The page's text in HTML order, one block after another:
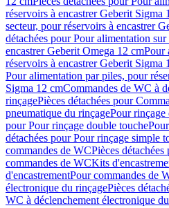
réservoirs à encastrer Geberit Sigma
secteur, pour réservoirs à encastrer
détachées pour Pour alimentation
encastrer Geberit Omega 12 cmPour
réservoirs à encastrer Geberit Sigma
Pour alimentation par piles, pour
Sigma 12 cmCommandes de WC à
rinçagePièces détachées pour
pneumatique du rinçagePour rinçage
pour Pour rinçage double touche
détachées pour Pour rinçage simple
commandes de WCPièces
commandes de WCKits
d'encastrementPour commandes de
électronique du rinçagePièces
WC à déclenchement électronique